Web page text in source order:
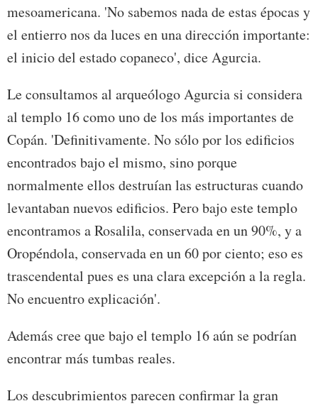
mesoamericana. 'No sabemos nada de estas épocas y
el entierro nos da luces en una dirección importante:
el inicio del estado copaneco', dice Agurcia.
Le consultamos al arqueólogo Agurcia si considera
al templo 16 como uno de los más importantes de
Copán. 'Definitivamente. No sólo por los edificios
encontrados bajo el mismo, sino porque
normalmente ellos destruían las estructuras cuando
levantaban nuevos edificios. Pero bajo este templo
encontramos a Rosalila, conservada en un 90%, y a
Oropéndola, conservada en un 60 por ciento; eso es
trascendental pues es una clara excepción a la regla.
No encuentro explicación'.
Además cree que bajo el templo 16 aún se podrían
encontrar más tumbas reales.
Los descubrimientos parecen confirmar la gran